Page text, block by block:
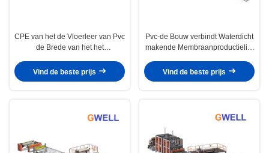
CPE van het de Vloerleer van Pvc
de Brede van het het
van de het Bladuitdrijving
Vind de beste prijs
Pvc-de Bouw verbindt Waterdicht
makende Membraanproductielijn
Vind de beste prijs